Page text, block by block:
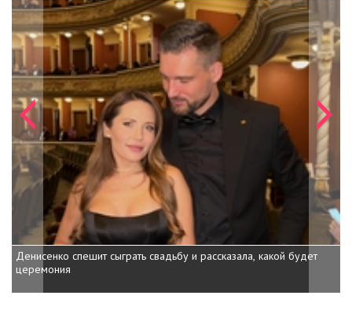
Денисенко спешит сыграть свадьбу и рассказала, какой будет
церемония
Дочь